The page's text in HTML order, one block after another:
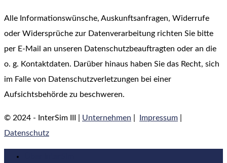
Alle Informationswünsche, Auskunftsanfragen, Widerrufe
oder Widersprüche zur Datenverarbeitung richten Sie bitte
per E-Mail an unseren Datenschutzbeauftragten oder an die
o. g. Kontaktdaten. Darüber hinaus haben Sie das Recht, sich
im Falle von Datenschutzverletzungen bei einer
Aufsichtsbehörde zu beschweren.
© 2024 - InterSim III | Unternehmen Impressum
Datenschutz